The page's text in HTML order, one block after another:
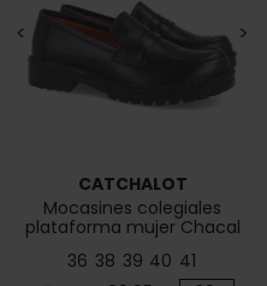
< >
CATCHALOT
Mocasines colegiales
plataforma mujer Chacal
36 38 39 40 41